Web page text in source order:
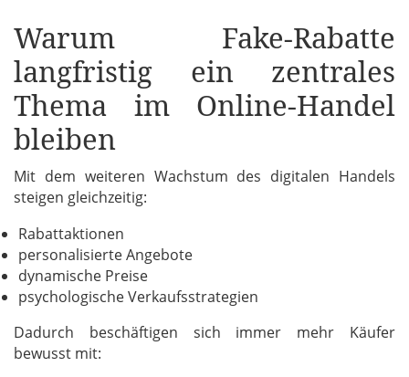
Warum Fake-Rabatte
langfristig ein zentrales
Thema im Online-Handel
bleiben
Mit dem weiteren Wachstum des digitalen Handels
steigen gleichzeitig:
Rabattaktionen
personalisierte Angebote
dynamische Preise
psychologische Verkaufsstrategien
Dadurch beschäftigen sich immer mehr Käufer
bewusst mit: